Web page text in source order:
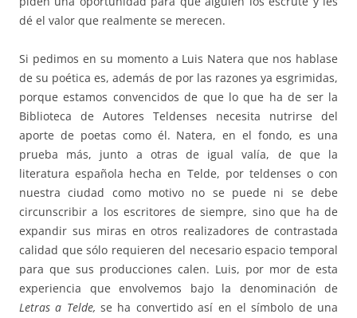
dé el valor que realmente se merecen.
Si pedimos en su momento a Luis Natera que nos hablase
de su poética es, además de por las razones ya esgrimidas,
porque estamos convencidos de que lo que ha de ser la
Biblioteca de Autores Teldenses necesita nutrirse del
aporte de poetas como él. Natera, en el fondo, es una
prueba más, junto a otras de igual valía, de que la
literatura española hecha en Telde, por teldenses o con
nuestra ciudad como motivo no se puede ni se debe
circunscribir a los escritores de siempre, sino que ha de
expandir sus miras en otros realizadores de contrastada
calidad que sólo requieren del necesario espacio temporal
para que sus producciones calen. Luis, por mor de esta
experiencia que envolvemos bajo la denominación de
Letras a Telde,se ha convertido así en el símbolo de una